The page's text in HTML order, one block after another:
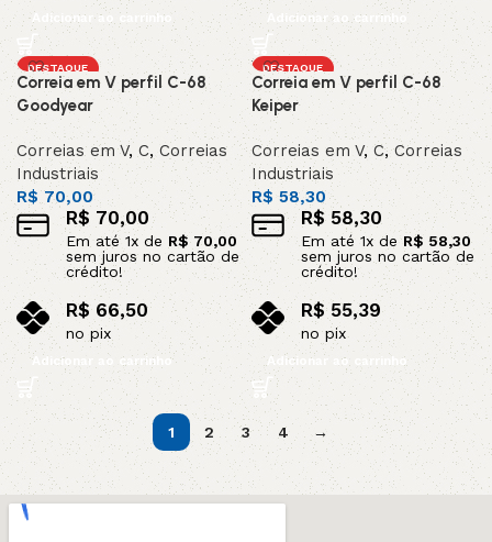
Adicionar ao carrinho Adicionar ao carrinho
DESTAQUE
Correia em V perfil C-68
Goodyear
Correias em V, C, Correias
Industriais
R$70,00
R$ 70,00
Em até 1x de R$70,00
sem juros no cartão de
crédito!
R$66,50
no pix
Adicionar ao carrinho
DESTAQUE
Correia em V perfil C-68
Keiper
Correias em V, C,Correias
Industriais
R$ 58,30
R$58,30
Em até 1x deR$ 58,30
sem juros no cartão de
crédito!
R$55,39
no pix
Adicionar ao carrinho
1 2 3 4 →